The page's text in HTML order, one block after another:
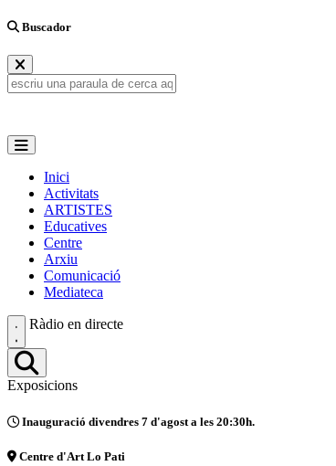
Buscador
Inici
Activitats
ARTISTES
Educatives
Centre
Arxiu
Comunicació
Mediateca
Ràdio en directe
Exposicions
Inauguració divendres 7 d'agost a les 20:30h.
Centre d'Art Lo Pati